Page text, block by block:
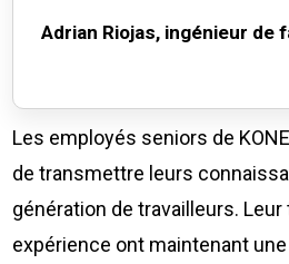
Adrian Riojas, ingénieur de
Les employés seniors de
de transmettre leurs
génération de travailleurs.
expérience ont maintenant